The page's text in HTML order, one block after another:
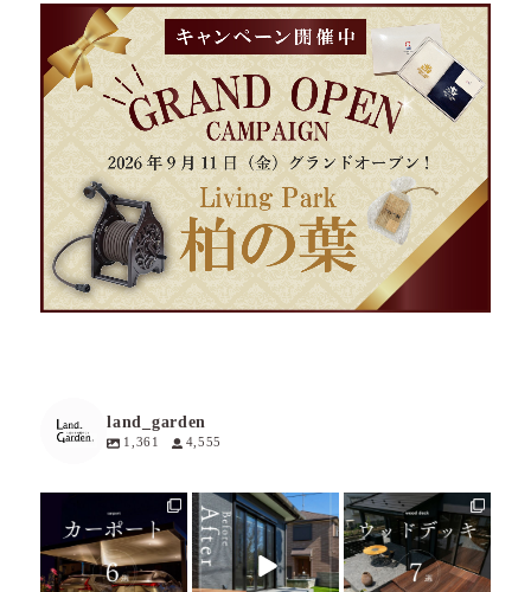
land_garden
1,361 4,555
land_garden
21 0
land_garden
14 0
land_garden
30 0